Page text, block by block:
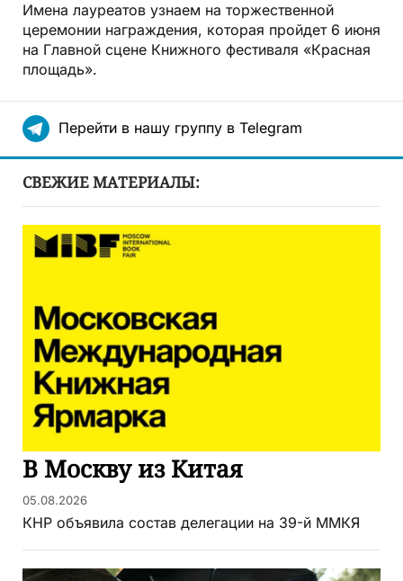
Имена лауреатов узнаем на торжественной
церемонии награждения, которая пройдет 6 июня
на Главной сцене Книжного фестиваля «Красная
площадь».
Перейти в нашу группу в Telegram
СВЕЖИЕ МАТЕРИАЛЫ:
В Москву из Китая
05.08.2026
КНР объявила состав делегации на 39-й ММКЯ